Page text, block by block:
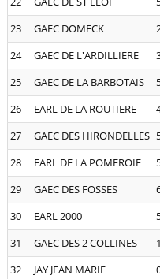
23
GAEC DOMECK
24
GAEC DE L'ARDILLIERE
25
GAEC DE LA BARBOTAIS
26
EARL DE LA ROUTIERE
27
GAEC DES HIRONDELLES
28
EARL DE LA POMEROIE
29
GAEC DES FOSSES
30
EARL 2000
31
GAEC DES 2 COLLINES
32
JAY JEAN MARIE